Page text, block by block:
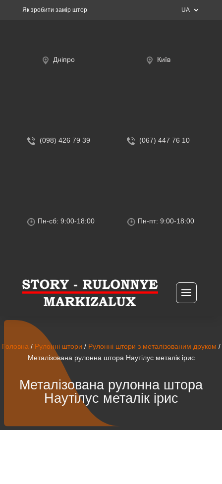
Як зробити замір штор UA
Дніпро
(098) 426 79 39
Пн-сб: 9:00-18:00
Київ
(067) 447 76 10
Пн-пт: 9:00-18:00
Головна / Рулонні штори / Рулонні штори з металізованим друком /
Металізована рулонна штора Наутілус металік ірис
Металізована рулонна штора
Наутілус металік ірис